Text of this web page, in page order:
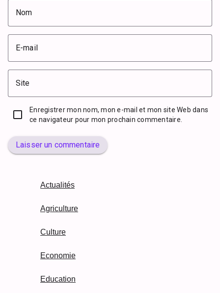
Nom
E-mail
Site
Enregistrer mon nom, mon e-mail et mon site Web dans
ce navigateur pour mon prochain commentaire.
Laisser un commentaire
Actualités
Agriculture
Culture
Economie
Education